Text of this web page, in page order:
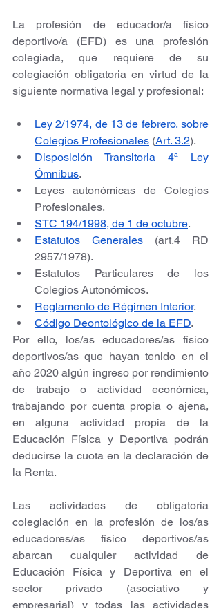
La profesión de educador/a físico
deportivo/a (EFD) es una profesión
colegiada, que requiere de su
colegiación obligatoria en virtud de la
siguiente normativa legal y profesional:
Ley 2/1974, de 13 de febrero, sobre
Colegios Profesionales (Art. 3.2).
Disposición Transitoria 4ª Ley
Ómnibus.
Leyes autonómicas de Colegios
Profesionales.
STC 194/1998, de 1 de octubre.
Estatutos Generales (art.4 RD
2957/1978).
Estatutos Particulares de los
Colegios Autonómicos.
Reglamento de Régimen Interior.
Código Deontológico de la EFD.
Por ello, los/as educadores/as físico
deportivos/as que hayan tenido en el
año 2020 algún ingreso por rendimiento
de trabajo o actividad económica,
trabajando por cuenta propia o ajena,
en alguna actividad propia de la
Educación Física y Deportiva podrán
deducirse la cuota en la declaración de
la Renta.
Las actividades de obligatoria
colegiación en la profesión de los/as
educadores/as físico deportivos/as
abarcan cualquier actividad de
Educación Física y Deportiva en el
sector privado (asociativo y
empresarial) y todas las actividades